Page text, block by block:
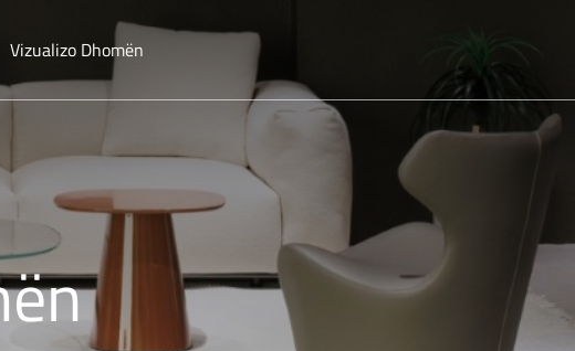
Vizualizo Dhomën